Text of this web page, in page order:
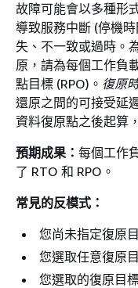
故障可能會以多種形
導致服務中斷 (停機
失、不一致或過時。
原，請為每個工作負
點目標 (RPO)。 復原
還原之間的可接受延
資料復原點之後起算
預期成果： 每個工作
了 RTO 和 RPO。
常見的反模式：
您尚未指定復原
您選取任意復原
您選取的復原目